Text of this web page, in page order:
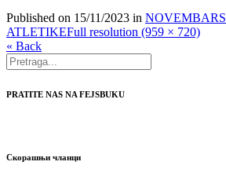
Published on 15/11/2023 in
ATLETIKEFull resolution (959 × 720)
« Back
PRATITE NAS NA FEJSBUKU
Скорашњи чланци